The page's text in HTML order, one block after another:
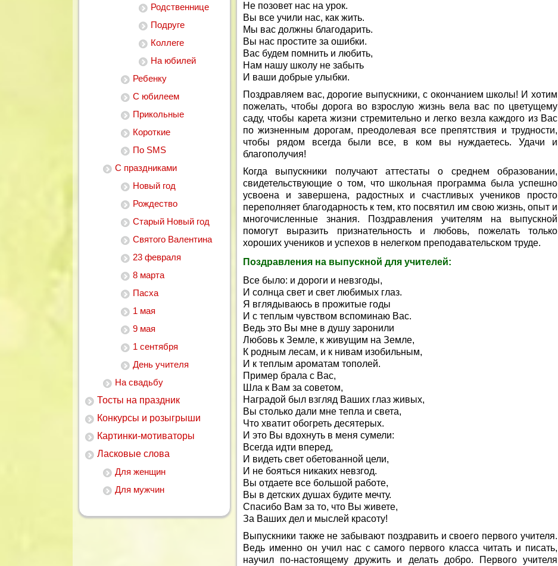
Родственнице
Подруге
Коллеге
На юбилей
Ребенку
С юбилеем
Прикольные
Короткие
По SMS
С праздниками
Новый год
Рождество
Старый Новый год
Святого Валентина
23 февраля
8 марта
Пасха
1 мая
9 мая
1 сентября
День учителя
На свадьбу
Тосты на праздник
Конкурсы и розыгрыши
Картинки-мотиваторы
Ласковые слова
Для женщин
Для мужчин
Не позовет нас на урок.
Вы все учили нас, как жить.
Мы вас должны благодарить.
Вы нас простите за ошибки.
Вас будем помнить и любить,
Нам нашу школу не забыть
И ваши добрые улыбки.
Поздравляем вас, дорогие выпускники, с окончанием школы! И хотим
пожелать, чтобы дорога во взрослую жизнь вела вас по цветущему
саду, чтобы карета жизни стремительно и легко везла каждого из Вас
по жизненным дорогам, преодолевая все препятствия и трудности,
чтобы рядом всегда были все, в ком вы нуждаетесь. Удачи и
благополучия!
Когда выпускники получают аттестаты о среднем образовании,
свидетельствующие о том, что школьная программа была успешно
усвоена и завершена, радостных и счастливых учеников просто
переполняет благодарность к тем, кто посвятил им свою жизнь, опыт и
многочисленные знания. Поздравления учителям на выпускной
помогут выразить признательность и любовь, пожелать только
хороших учеников и успехов в нелегком преподавательском труде.
Поздравления на выпускной для учителей:
Все было: и дороги и невзгоды,
И солнца свет и свет любимых глаз.
Я вглядываюсь в прожитые годы
И с теплым чувством вспоминаю Вас.
Ведь это Вы мне в душу заронили
Любовь к Земле, к живущим на Земле,
К родным лесам, и к нивам изобильным,
И к теплым ароматам тополей.
Пример брала с Вас,
Шла к Вам за советом,
Наградой был взгляд Ваших глаз живых,
Вы столько дали мне тепла и света,
Что хватит обогреть десятерых.
И это Вы вдохнуть в меня сумели:
Всегда идти вперед,
И видеть свет обетованной цели,
И не бояться никаких невзгод.
Вы отдаете все большой работе,
Вы в детских душах будите мечту.
Спасибо Вам за то, что Вы живете,
За Ваших дел и мыслей красоту!
Выпускники также не забывают поздравить и своего первого учителя.
Ведь именно он учил нас с самого первого класса читать и писать,
научил по-настоящему дружить и делать добро. Первого учителя